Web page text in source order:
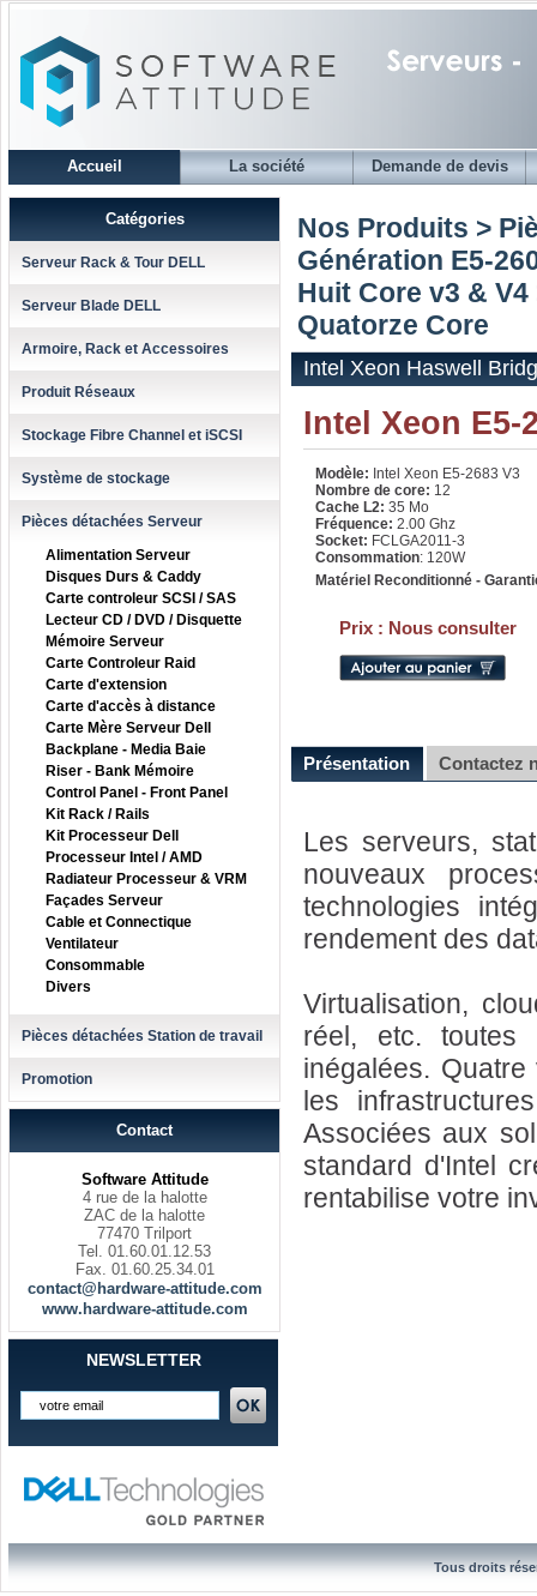
Accueil La société Demande de devis
Catégories
Serveur Rack & Tour DELL
Serveur Blade DELL
Armoire, Rack et Accessoires
Produit Réseaux
Stockage Fibre Channel et iSCSI
Système de stockage
Pièces détachées Serveur
Alimentation Serveur
Disques Durs & Caddy
Carte controleur SCSI / SAS
Lecteur CD / DVD / Disquette
Mémoire Serveur
Carte Controleur Raid
Carte d'extension
Carte d'accès à distance
Carte Mère Serveur Dell
Backplane - Media Baie
Riser - Bank Mémoire
Control Panel - Front Panel
Kit Rack / Rails
Kit Processeur Dell
Processeur Intel / AMD
Radiateur Processeur & VRM
Façades Serveur
Cable et Connectique
Ventilateur
Consommable
Divers
Pièces détachées Station de travail
Promotion
Contact
Software Attitude
4 rue de la halotte
ZAC de la halotte
77470 Trilport
Tel. 01.60.01.12.53
Fax. 01.60.25.34.01
contact@hardware-attitude.com
www.hardware-attitude.com
NEWSLETTER
Nos Produits >
Génération E5-
Huit Core v3 & V4
Quatorze Core
Intel Xeon Haswell
Intel Xeon E5-
Modèle: Intel Xeon E5-2683 V3
Nombre de core: 12
Cache L2: 35 Mo
Fréquence: 2.00 Ghz
Socket: FCLGA2011-3
Consommation: 120W
Matériel Reconditionné -
Prix : Nous consulter
Présentation Contactez
Les serveurs,
nouveaux
technologies
rendement des
Virtualisation,
réel, etc. toutes
inégalées.
les
Associées aux
standard d'Intel
rentabilise votre
Tous droits